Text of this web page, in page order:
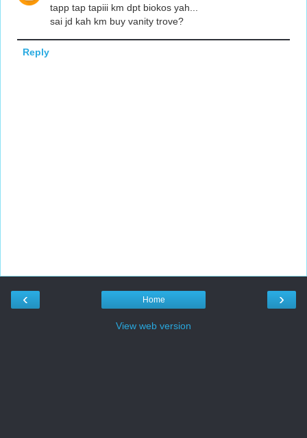
tapp tap tapiii km dpt biokos yah...
sai jd kah km buy vanity trove?
Reply
‹ ›
Home
View web version